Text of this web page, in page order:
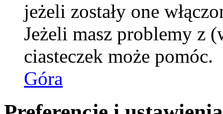
jeżeli zostały one
Jeżeli masz problemy z
ciasteczek może pomóc.
Góra